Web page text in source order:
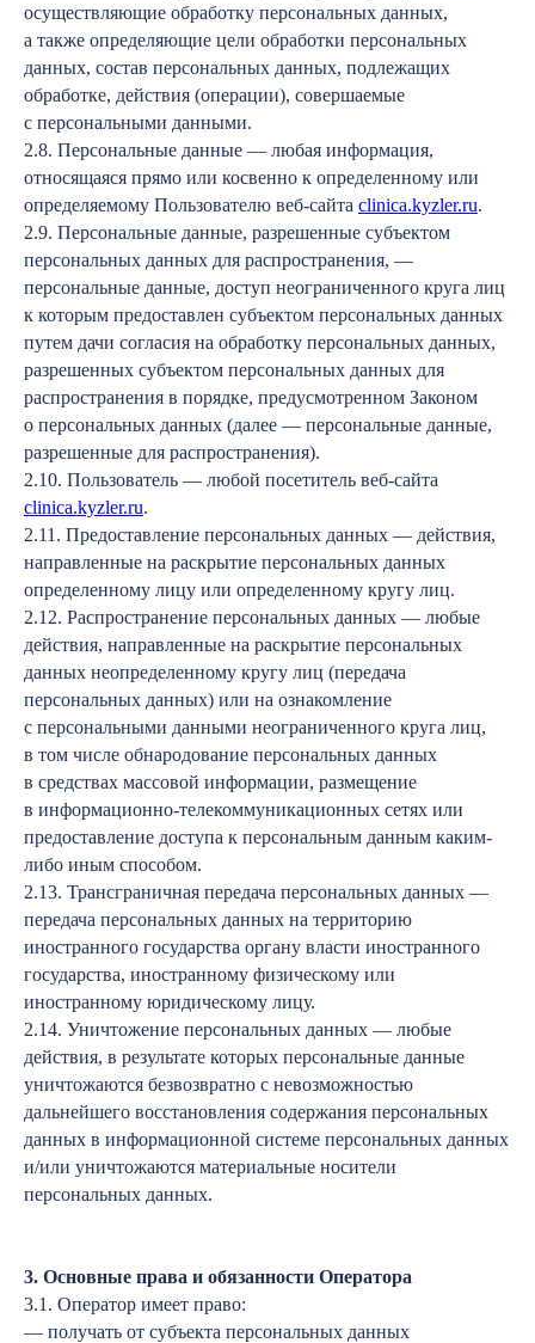
осуществляющие обработку персональных данных,
а также определяющие цели обработки персональных
данных, состав персональных данных, подлежащих
обработке, действия (операции), совершаемые
с персональными данными.
2.8. Персональные данные — любая информация,
относящаяся прямо или косвенно к определенному или
определяемому Пользователю веб-сайта clinica.kyzler.ru.
2.9. Персональные данные, разрешенные субъектом
персональных данных для распространения, —
персональные данные, доступ неограниченного круга лиц
к которым предоставлен субъектом персональных данных
путем дачи согласия на обработку персональных данных,
разрешенных субъектом персональных данных для
распространения в порядке, предусмотренном Законом
о персональных данных (далее — персональные данные,
разрешенные для распространения).
2.10. Пользователь — любой посетитель веб-сайта
clinica.kyzler.ru.
2.11. Предоставление персональных данных — действия,
направленные на раскрытие персональных данных
определенному лицу или определенному кругу лиц.
2.12. Распространение персональных данных — любые
действия, направленные на раскрытие персональных
данных неопределенному кругу лиц (передача
персональных данных) или на ознакомление
с персональными данными неограниченного круга лиц,
в том числе обнародование персональных данных
в средствах массовой информации, размещение
в информационно-телекоммуникационных сетях или
предоставление доступа к персональным данным каким-
либо иным способом.
2.13. Трансграничная передача персональных данных —
передача персональных данных на территорию
иностранного государства органу власти иностранного
государства, иностранному физическому или
иностранному юридическому лицу.
2.14. Уничтожение персональных данных — любые
действия, в результате которых персональные данные
уничтожаются безвозвратно с невозможностью
дальнейшего восстановления содержания персональных
данных в информационной системе персональных данных
и/или уничтожаются материальные носители
персональных данных.
3. Основные права и обязанности Оператора
3.1. Оператор имеет право:
— получать от субъекта персональных данных